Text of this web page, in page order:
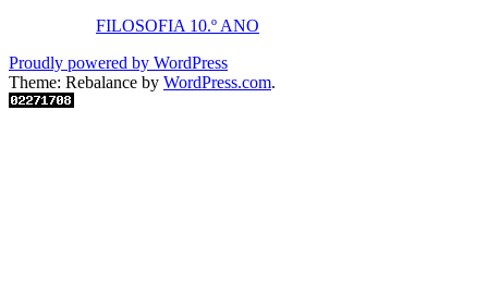
FILOSOFIA 10.º ANO
Proudly powered by WordPress
Theme: Rebalance by WordPress.com.